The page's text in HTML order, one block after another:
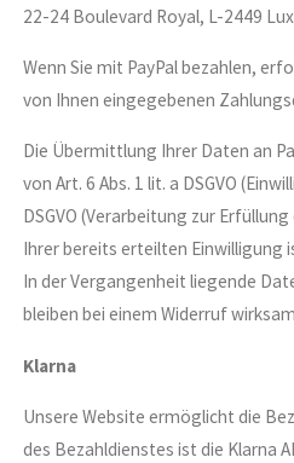
22-24 Boulevard Royal, L-2449
Wenn Sie mit PayPal bezahlen,
von Ihnen eingegebenen
Die Übermittlung Ihrer Daten an
von Art. 6 Abs. 1 lit. a DSGVO
DSGVO (Verarbeitung zur
Ihrer bereits erteilten Einwilligung
In der Vergangenheit liegende
bleiben bei einem Widerruf
Klarna
Unsere Website ermöglicht die
des Bezahldienstes ist die Klarna